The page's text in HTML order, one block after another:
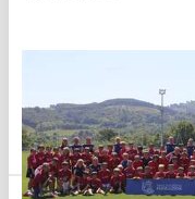
Marketing